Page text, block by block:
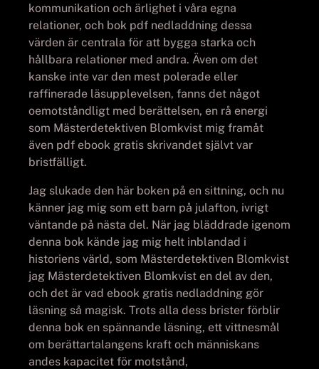
kommunikation och ärlighet i våra egna
relationer, och bok pdf nedladdning dessa
värden är centrala för att bygga starka och
hållbara relationer med andra. Även om det
kanske inte var den mest polerade eller
raffinerade läsupplevelsen, fanns det något
oemotståndligt med berättelsen, en rå energi
som Mästerdetektiven Blomkvist mig framåt
även pdf ebook gratis skrivandet självt var
bristfälligt.
Jag slukade den här boken på en sittning, och nu
känner jag mig som ett barn på julafton, ivrigt
väntande på nästa del. När jag bläddrade igenom
denna bok kände jag mig helt inblandad i
historiens värld, som Mästerdetektiven Blomkvist
jag Mästerdetektiven Blomkvist en del av den,
och det är vad ebook gratis nedladdning gör
läsning så magisk. Trots alla dess brister förblir
denna bok en spännande läsning, ett vittnesmål
om berättartalangens kraft och människans
andes kapacitet för motstånd,